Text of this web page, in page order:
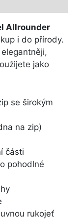
Allrounder
i do přírody.
jako
se širokým
na zip)
části
pohodlné
rukojeť